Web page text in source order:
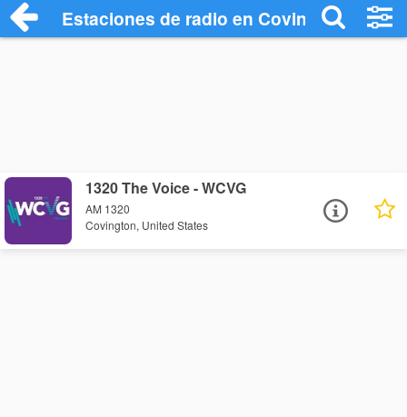
Estaciones de radio en Covington -
1320 The Voice - WCVG
AM 1320
Covington, United States